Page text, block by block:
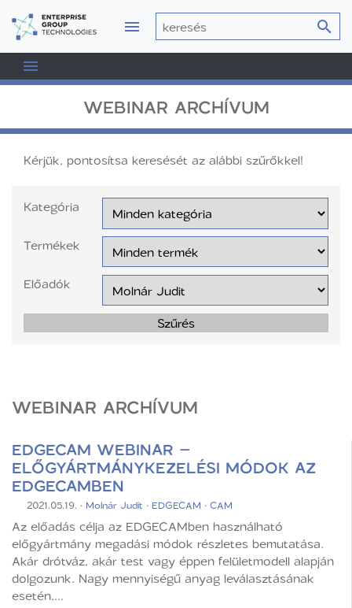
WEBINAR ARCHÍVUM
Kérjük, pontosítsa keresését az alábbi szűrőkkel!
Kategória
Termékek
Előadók
Szűrés
WEBINAR ARCHÍVUM
EDGECAM WEBINAR –
ELŐGYÁRTMÁNYKEZELÉSI MÓDOK AZ
EDGECAMBEN
2021.05.19. · Molnár Judit · EDGECAM ·CAM
Az előadás célja az EDGECAMben használható
előgyártmány megadási módok részletes bemutatása.
Akár drótváz, akár test vagy éppen felületmodell alapján
dolgozunk. Nagy mennyiségű anyag leválasztásának
esetén,...